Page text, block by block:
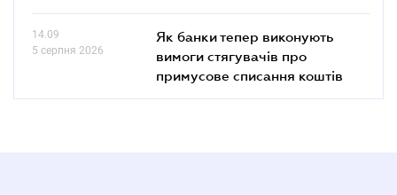
14.09
5 серпня 2026
Як банки тепер виконують
вимоги стягувачів про
примусове списання коштів